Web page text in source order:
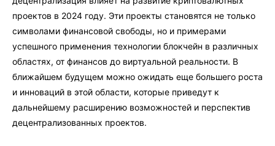
проектов в 2024 году. Эти проекты становятся не только
символами финансовой свободы, но и примерами
успешного применения технологии блокчейн в различных
областях, от финансов до виртуальной реальности. В
ближайшем будущем можно ожидать еще большего роста
и инноваций в этой области, которые приведут к
дальнейшему расширению возможностей и перспектив
децентрализованных проектов.